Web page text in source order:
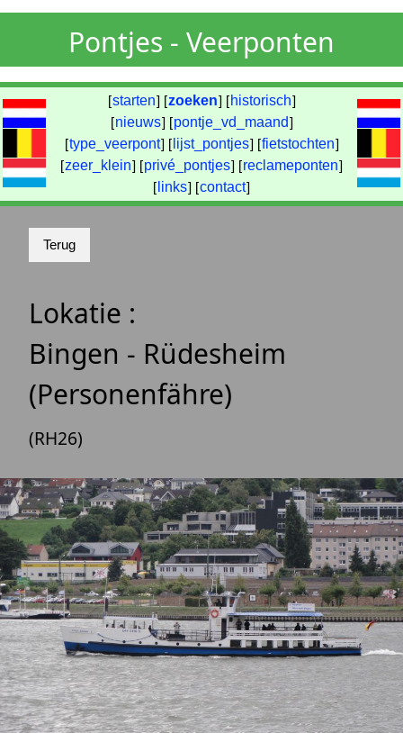
Pontjes - Veerponten
[starten] [zoeken] [ historisch]
[nieuws] [pontje_vd_maand]
[type_veerpont] [ lijst_pontjes] [fietstochten]
[zeer_klein] [privé_pontjes] [reclameponten]
[ links] [contact]
Lokatie :
Bingen - Rüdesheim
(Personenfähre)
(RH26)